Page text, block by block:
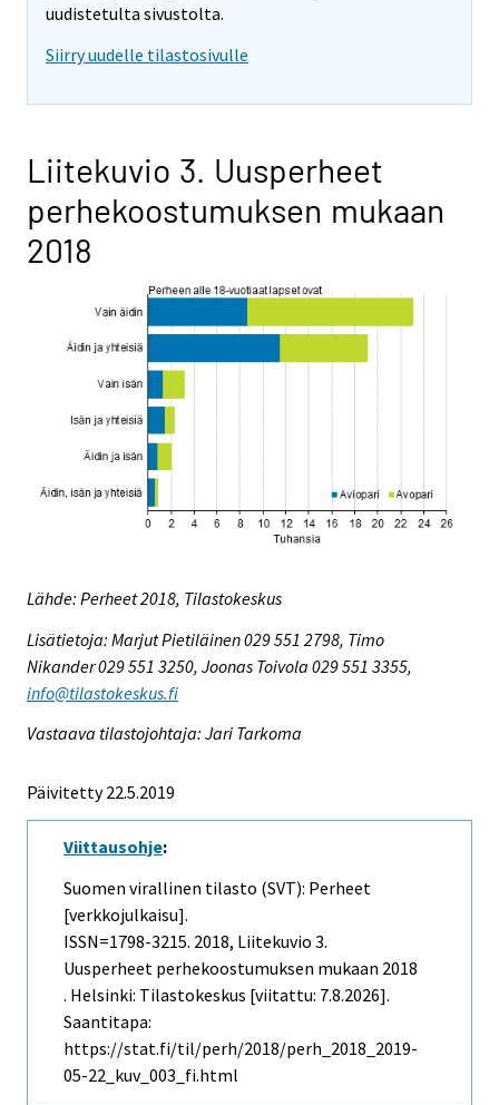
uudistetulta sivustolta.
Siirry uudelle tilastosivulle
Liitekuvio 3. Uusperheet
perhekoostumuksen mukaan
2018
Lähde: Perheet 2018, Tilastokeskus
Lisätietoja: Marjut Pietiläinen 029 551 2798, Timo
Nikander 029 551 3250, Joonas Toivola 029 551 3355,
info@tilastokeskus.fi
Vastaava tilastojohtaja: Jari Tarkoma
Päivitetty 22.5.2019
Viittausohje:
Suomen virallinen tilasto (SVT): Perheet
[verkkojulkaisu].
ISSN=1798-3215. 2018, Liitekuvio 3.
Uusperheet perhekoostumuksen mukaan 2018
. Helsinki: Tilastokeskus [viitattu: 7.8.2026].
Saantitapa:
https://stat.fi/til/perh/2018/perh_2018_2019-
05-22_kuv_003_fi.html